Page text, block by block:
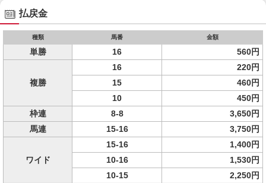
払戻金
種類 馬番 金額
単勝 16 560円
複勝
16
220円
15
460円
10
450円
枠連
8-8
3,650円
馬連
15-16 3,750円
ワイド
15-16
1,400円
10-16
1,530円
10-15
2,250円